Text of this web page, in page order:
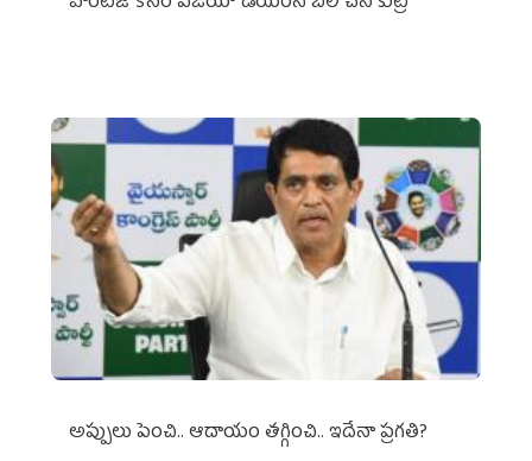
అప్పులు పెంచి.. ఆదాయం తగ్గించి.. ఇదేనా ప్రగతి?